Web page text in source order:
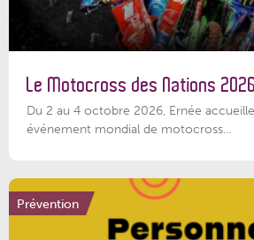
Le Motocross des Nations 2026
Du 2 au 4 octobre 2026, Ernée
événement mondial de motocross...
Prévention